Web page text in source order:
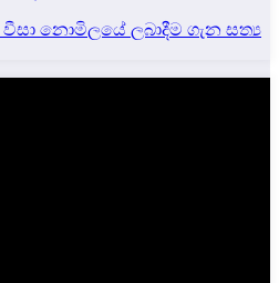
නොමිලයේ ලබාදීම ගැන සත්‍ය